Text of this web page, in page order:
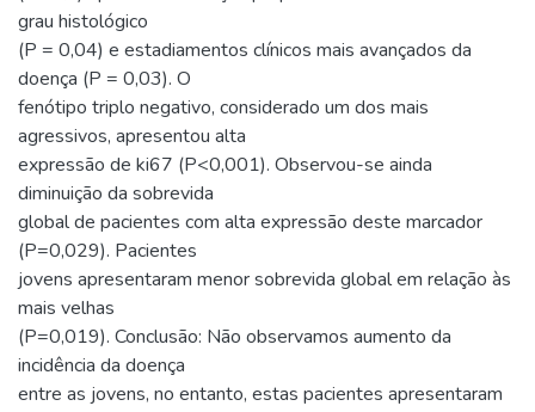
grau histológico
(P = 0,04) e estadiamentos clínicos mais avançados da
doença (P = 0,03). O
fenótipo triplo negativo, considerado um dos mais
agressivos, apresentou alta
expressão de ki67 (P<0,001). Observou-se ainda
diminuição da sobrevida
global de pacientes com alta expressão deste marcador
(P=0,029). Pacientes
jovens apresentaram menor sobrevida global em relação às
mais velhas
(P=0,019). Conclusão: Não observamos aumento da
incidência da doença
entre as jovens, no entanto, estas pacientes apresentaram